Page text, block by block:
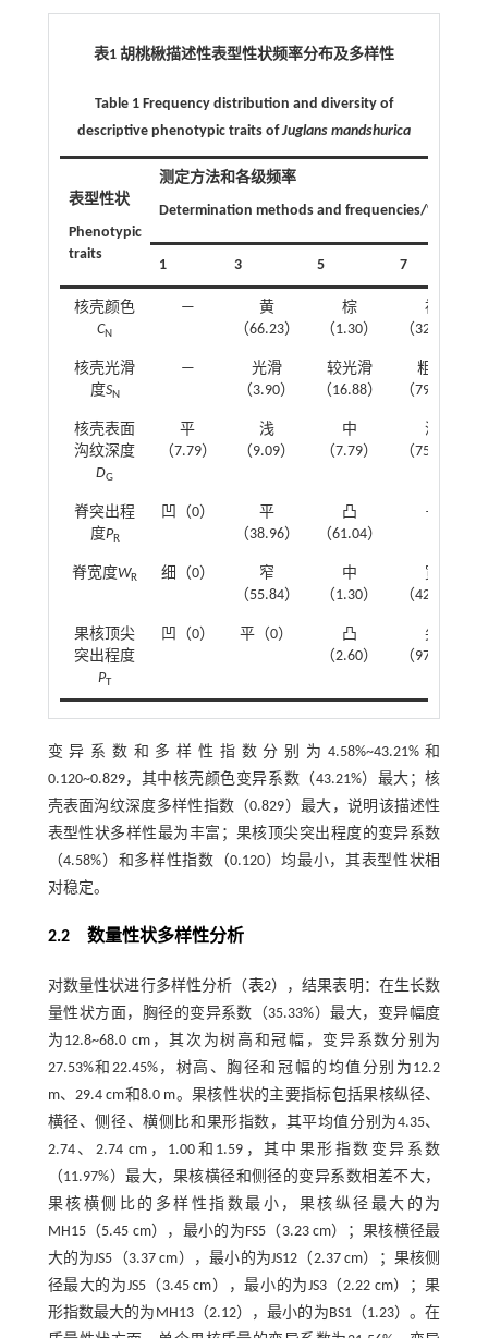
表1 胡桃楸描述性表型性状频率分布及多样性
Table 1 Frequency distribution and diversity of
descriptive phenotypic traits ofJuglans mandshurica
表型性状
Phenotypic
traits
测定方法和各级频率
Determination methods and frequencies/%
1 3 5 7
核壳颜色
CN
—
黄
（66.23）
棕
（1.30）
褐
（32.47）
核壳光滑
度SN
—
光滑
（3.90）
较光滑
（16.88）
粗糙
（79.22）
核壳表面
沟纹深度
DG
平
（7.79）
浅
（9.09）
中
（7.79）
深
（75.33）
脊突出程
度PR
凹（0）
平
（38.96）
凸
（61.04）
—
脊宽度WR 细（0）
窄
（55.84）
中
（1.30）
宽
（42.86）
果核顶尖
突出程度
PT
凹（0） 平（0）
凸
（2.60）
尖
（97.40）
变异系数和多样性指数分别为4.58%~43.21%和
0.120~0.829，其中核壳颜色变异系数（43.21%）最大；核
壳表面沟纹深度多样性指数（0.829）最大，说明该描述性
表型性状多样性最为丰富；果核顶尖突出程度的变异系数
（4.58%）和多样性指数（0.120）均最小，其表型性状相
对稳定。
2.2 数量性状多样性分析
对数量性状进行多样性分析（表2），结果表明：在生长数
量性状方面，胸径的变异系数（35.33%）最大，变异幅度
为12.8~68.0 cm，其次为树高和冠幅，变异系数分别为
27.53%和22.45%，树高、胸径和冠幅的均值分别为12.2
m、29.4 cm和8.0 m。果核性状的主要指标包括果核纵径、
横径、侧径、横侧比和果形指数，其平均值分别为4.35、
2.74、2.74 cm，1.00和1.59，其中果形指数变异系数
（11.97%）最大，果核横径和侧径的变异系数相差不大，
果核横侧比的多样性指数最小，果核纵径最大的为
MH15（5.45 cm），最小的为FS5（3.23 cm）；果核横径最
大的为JS5（3.37 cm），最小的为JS12（2.37 cm）；果核侧
径最大的为JS5（3.45 cm），最小的为JS3（2.22 cm）；果
形指数最大的为MH13（2.12），最小的为BS1（1.23）。在